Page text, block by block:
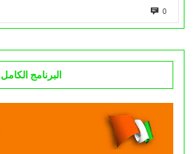
0
البرنامج الكامل